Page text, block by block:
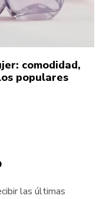
comodidad,
populares
las últimas